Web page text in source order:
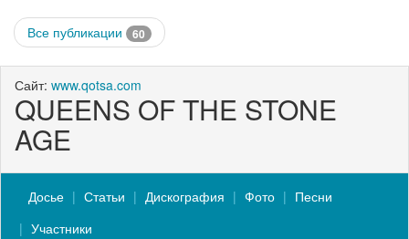
Все публикации 60
Сайт: www.qotsa.com
QUEENS OF THE STONE
AGE
Досье Статьи Дискография Фото
Песни
Участники